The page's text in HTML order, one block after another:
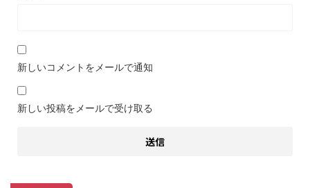
新しいコメントをメールで通知
新しい投稿をメールで受け取る